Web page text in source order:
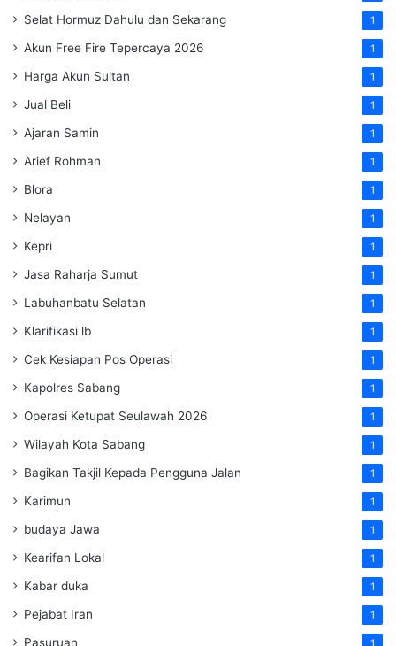
Selat Hormuz Dahulu dan Sekarang 1
Akun Free Fire Tepercaya 2026 1
Harga Akun Sultan 1
Jual Beli 1
Ajaran Samin 1
Arief Rohman 1
Blora 1
Nelayan 1
Kepri 1
Jasa Raharja Sumut 1
Labuhanbatu Selatan 1
Klarifikasi lb 1
Cek Kesiapan Pos Operasi 1
Kapolres Sabang 1
Operasi Ketupat Seulawah 2026 1
Wilayah Kota Sabang 1
Bagikan Takjil Kepada Pengguna Jalan 1
Karimun 1
budaya Jawa 1
Kearifan Lokal 1
Kabar duka 1
Pejabat Iran 1
Pasuruan 1